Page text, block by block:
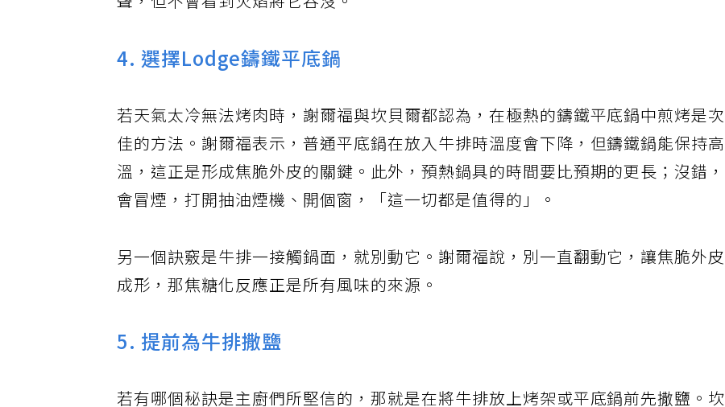
聲，但不會看到火焰將它吞沒。
4. 選擇Lodge鑄鐵平底鍋
若天氣太冷無法烤肉時，謝爾福與坎貝爾都認為，在極熱的鑄鐵平底鍋中煎烤是次
佳的方法。謝爾福表示，普通平底鍋在放入牛排時溫度會下降，但鑄鐵鍋能保持高
溫，這正是形成焦脆外皮的關鍵。此外，預熱鍋具的時間要比預期的更長；沒錯，
會冒煙，打開抽油煙機、開個窗，「這一切都是值得的」。
另一個訣竅是牛排一接觸鍋面，就別動它。謝爾福說，別一直翻動它，讓焦脆外皮
成形，那焦糖化反應正是所有風味的來源。
5. 提前為牛排撒鹽